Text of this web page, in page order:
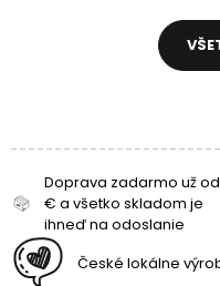
Doprava zadarmo už
€ a všetko skladom je
ihneď na odoslanie
České lokálne